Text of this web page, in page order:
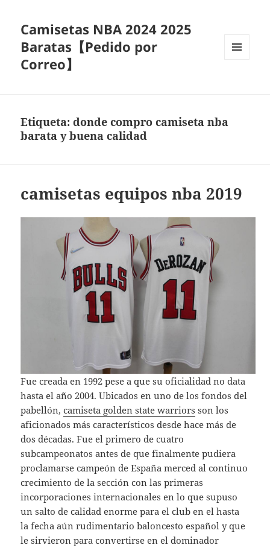
Camisetas NBA 2024 2025
Baratas【Pedido por
Correo】
Etiqueta:donde compro camiseta nba
barata y buena calidad
camisetas equipos nba 2019
Fue creada en 1992 pese a que su oficialidad no data
hasta el año 2004. Ubicados en uno de los fondos del
pabellón,camiseta golden state warriors son los
aficionados más característicos desde hace más de
dos décadas. Fue el primero de cuatro
subcampeonatos antes de que finalmente pudiera
proclamarse campeón de España merced al continuo
crecimiento de la sección con las primeras
incorporaciones internacionales en lo que supuso
un salto de calidad enorme para el club en el hasta
la fecha aún rudimentario baloncesto español y que
le sirvieron para convertirse en el dominador